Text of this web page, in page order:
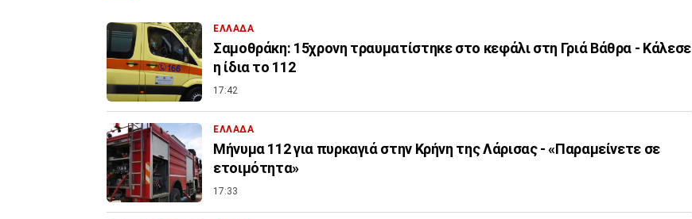
ΕΛΛΑΔΑ
Σαμοθράκη: 15χρονη τραυματίστηκε στο κεφάλι στη Γριά Βάθρα - Κάλεσε
η ίδια το 112
17:42
ΕΛΛΑΔΑ
Μήνυμα 112 για πυρκαγιά στην Κρήνη της Λάρισας - «Παραμείνετε σε
ετοιμότητα»
17:33